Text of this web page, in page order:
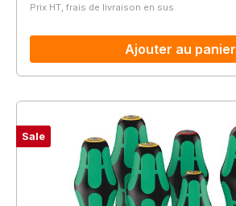
Prix HT, frais de livraison en sus
Ajouter au panier
Sale